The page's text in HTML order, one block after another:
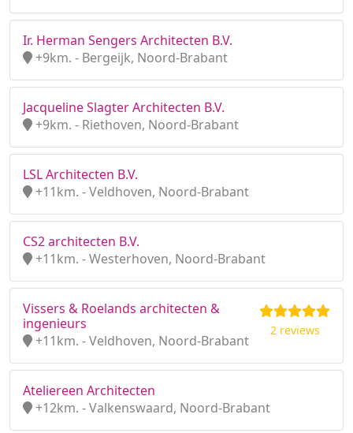
Ir. Herman Sengers Architecten B.V.
+9km. - Bergeijk, Noord-Brabant
Jacqueline Slagter Architecten B.V.
+9km. - Riethoven, Noord-Brabant
LSL Architecten B.V.
+11km. - Veldhoven, Noord-Brabant
CS2 architecten B.V.
+11km. - Westerhoven, Noord-Brabant
Vissers & Roelands architecten &
ingenieurs
+11km. - Veldhoven, Noord-Brabant
2 reviews
Ateliereen Architecten
+12km. - Valkenswaard, Noord-Brabant